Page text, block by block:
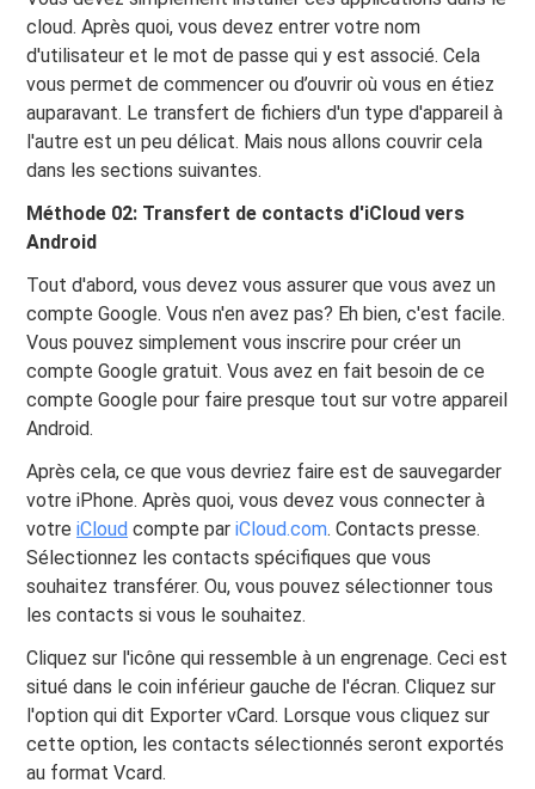
cloud. Après quoi, vous devez entrer votre nom
d'utilisateur et le mot de passe qui y est associé. Cela
vous permet de commencer ou d’ouvrir où vous en étiez
auparavant. Le transfert de fichiers d'un type d'appareil à
l'autre est un peu délicat. Mais nous allons couvrir cela
dans les sections suivantes.
Méthode 02: Transfert de contacts d'iCloud vers
Android
Tout d'abord, vous devez vous assurer que vous avez un
compte Google. Vous n'en avez pas? Eh bien, c'est facile.
Vous pouvez simplement vous inscrire pour créer un
compte Google gratuit. Vous avez en fait besoin de ce
compte Google pour faire presque tout sur votre appareil
Android.
Après cela, ce que vous devriez faire est de sauvegarder
votre iPhone. Après quoi, vous devez vous connecter à
votreiCloud compte pariCloud.com. Contacts presse.
Sélectionnez les contacts spécifiques que vous
souhaitez transférer. Ou, vous pouvez sélectionner tous
les contacts si vous le souhaitez.
Cliquez sur l'icône qui ressemble à un engrenage. Ceci est
situé dans le coin inférieur gauche de l'écran. Cliquez sur
l'option qui dit Exporter vCard. Lorsque vous cliquez sur
cette option, les contacts sélectionnés seront exportés
au format Vcard.